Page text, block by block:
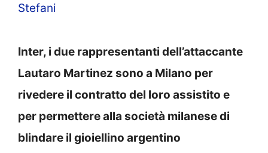
Stefani
Inter, i due rappresentanti dell’attaccante
Lautaro Martinez sono a Milano per
rivedere il contratto del loro assistito e
per permettere alla società milanese di
blindare il gioiellino argentino